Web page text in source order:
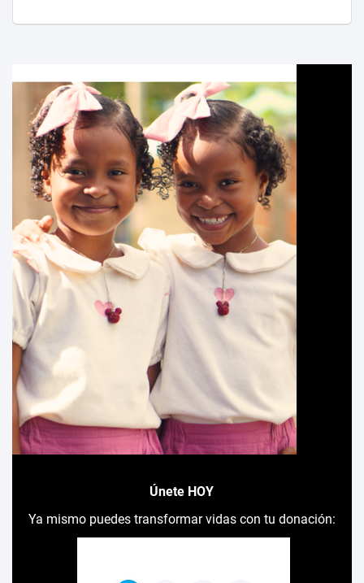
Únete HOY
Ya mismo puedes transformar vidas con tu donación: